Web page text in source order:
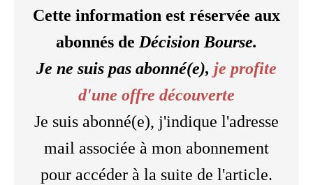
Cette information est réservée aux
abonnés de Décision Bourse.
Je ne suis pas abonné(e), je profite
d'une offre découverte
Je suis abonné(e), j'indique l'adresse
mail associée à mon abonnement
pour accéder à la suite de l'article.